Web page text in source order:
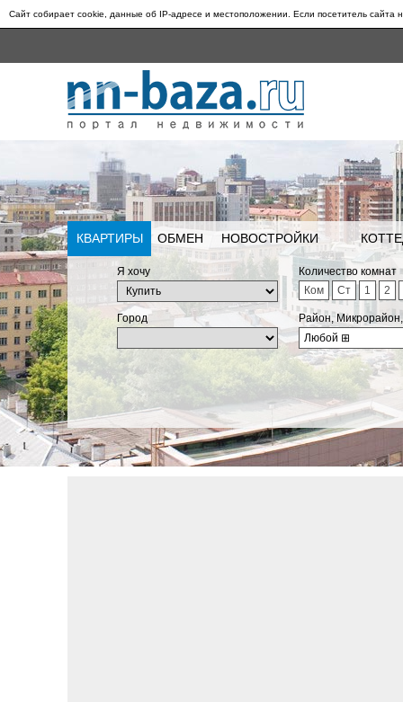
Сайт собирает cookie, данные об IP-адресе и местоположении. Если посетитель сайта
КВАРТИРЫ ОБМЕН НОВОСТРОЙКИ
Я хочу
Количество комнат
Ком
Ст 1 2
Город
Район,
Любой ⊞